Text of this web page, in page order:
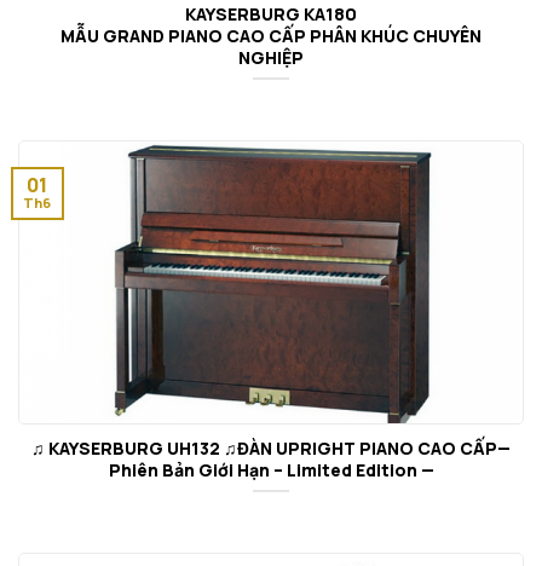
KAYSERBURG KA180
MẪU GRAND PIANO CAO CẤP PHÂN KHÚC CHUYÊN
NGHIỆP
♫ KAYSERBURG UH132 ♫ĐÀN UPRIGHT PIANO CAO CẤP—
Phiên Bản Giới Hạn – Limited Edition —
01
Th6